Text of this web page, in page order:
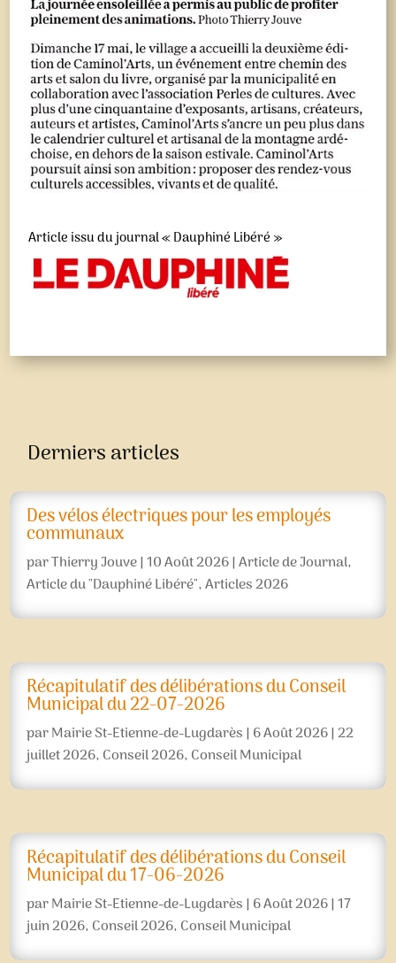
Article issu du journal « Dauphiné Libéré »
Derniers articles
Des vélos électriques pour les employés
communaux
parThierry Jouve|10 Août 2026|Article de Journal,
Article du "Dauphiné Libéré",Articles 2026
Récapitulatif des délibérations du Conseil
Municipal du 22-07-2026
parMairie St-Etienne-de-Lugdarès| 6 Août 2026|22
juillet 2026, Conseil 2026, Conseil Municipal
Récapitulatif des délibérations du Conseil
Municipal du 17-06-2026
parMairie St-Etienne-de-Lugdarès| 6 Août 2026|17
juin 2026, Conseil 2026, Conseil Municipal